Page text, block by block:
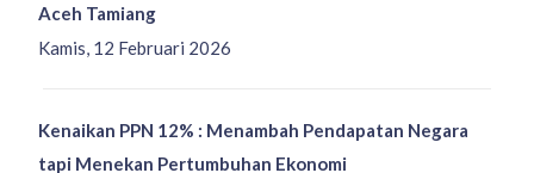
Kamis, 12 Februari 2026
Aceh Tamiang
Kenaikan PPN 12% : Menambah Pendapatan Negara
tapi Menekan Pertumbuhan Ekonomi